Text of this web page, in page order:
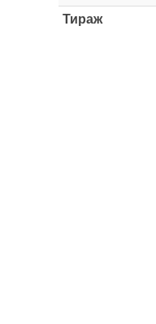
Тираж